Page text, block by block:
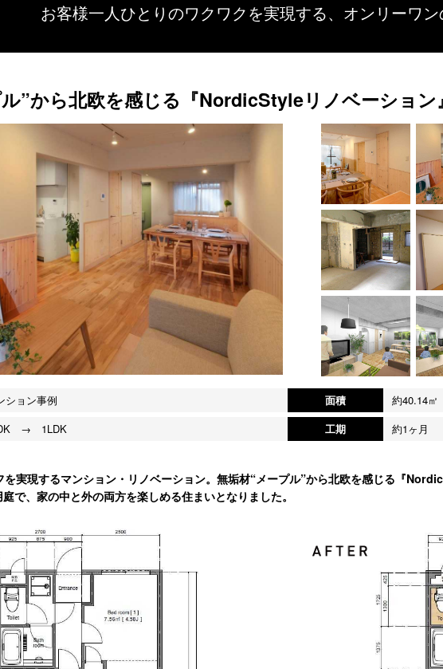
お客様一人ひとりのワクワクを実現する、 オンリーワン
”から北欧を感じる『NordicStyleリノベーション
ション事例 面積
約40.14㎡
→ 1LDK 工期 約1ヶ月
実現するマンション・リノベーション。無垢材“メープル”から北欧を感じる『
で、家の中と外の両方を楽しめる住まいとなりました。